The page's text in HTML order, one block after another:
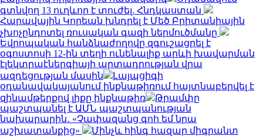
գտնվող 13 ուղևոր է տուժել. Հնդկաստան
Հարավային Կորեան խնդրել է Մեծ Բրիտանիային
չխոչընդոտել ռուսական գազի ներմուծմանը
Եվրոպական հանձնաժողովը զգուշացրել է
օգոստոսի 12-ին տեղի ունենալիք արևի խավարման
էլեկտրաէներգիայի արտադրության վրա
ազդեցության մասին
Լայպցիգի
օդանավակայանում ինքնաթիռում հայտնաբերվել է
զինամթերքով լիքը ինքնաթիռ
Թրամփը
պաշտպանել է ԱՄՆ պաշտպանության
նախարարին․ «Չափազանց գոհ եմ նրա
աշխատանքից»
Մինչև հինգ հազար միգրանտ